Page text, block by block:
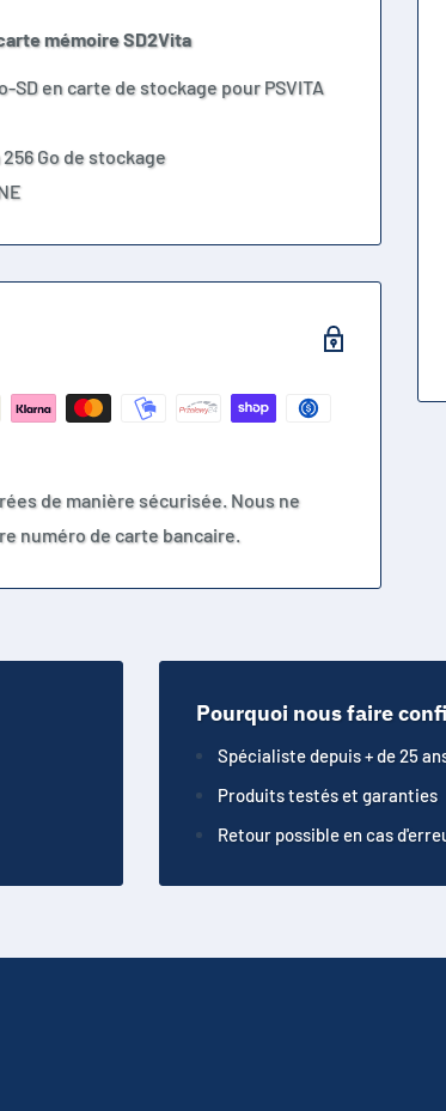
mémoire SD2Vita
en carte de stockage pour PSVITA
Go de stockage
de manière sécurisée. Nous ne
numéro de carte bancaire.
Pourquoi nous faire
Spécialiste depuis + de 25
Produits testés et garanties
Retour possible en cas